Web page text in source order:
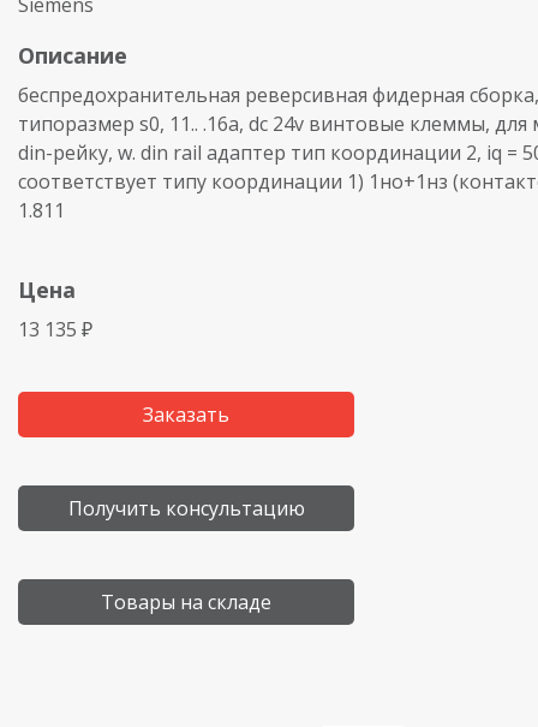
Описание
беспредохранительная реверсивная фидерная
типоразмер s0, 11.. .16a, dc 24v винтовые клеммы,
din-рейку, w. din rail адаптер тип координации 2, iq =
соответствует типу координации 1) 1но+1нз
1.811
Цена
13 135 ₽
Заказать
Получить консультацию
Товары на складе